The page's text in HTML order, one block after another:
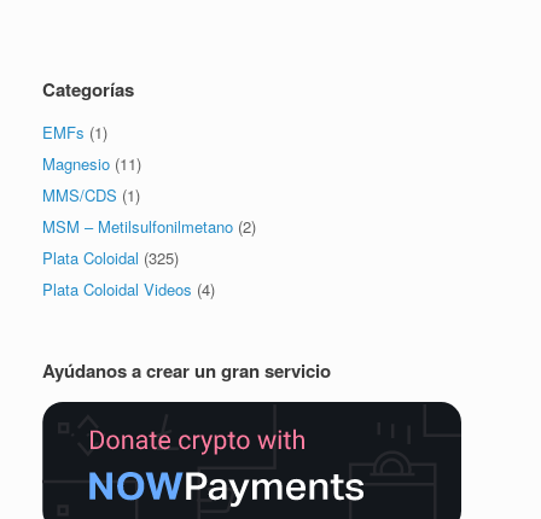
Categorías
EMFs (1)
Magnesio (11)
MMS/CDS (1)
MSM – Metilsulfonilmetano (2)
Plata Coloidal (325)
Plata Coloidal Videos (4)
Ayúdanos a crear un gran servicio